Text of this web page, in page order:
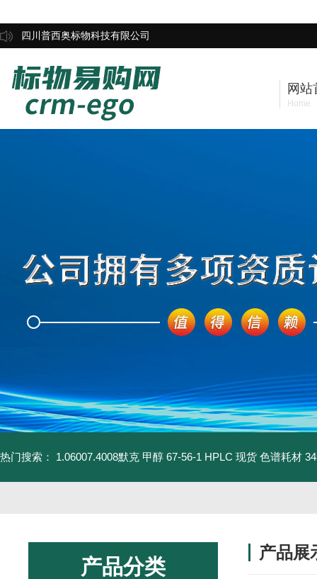
四川普西奥标物科技有限公司
网站
Home
热门搜索： 1.06007.4008默克 甲醇 67-56-1 HPLC 现货 色谱耗材
产品分类
产品展